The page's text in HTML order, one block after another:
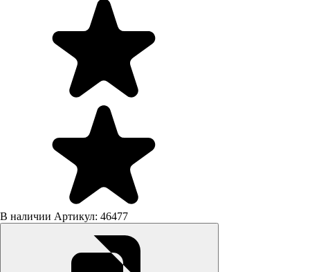
В наличии Артикул: 46477